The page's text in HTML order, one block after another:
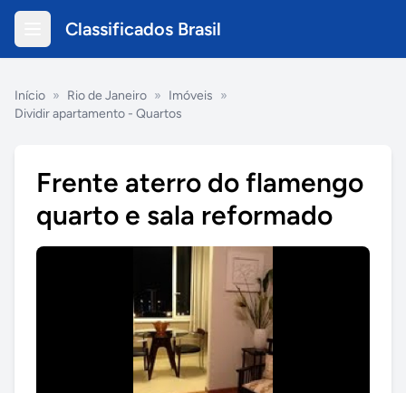
Classificados Brasil
Início » Rio de Janeiro » Imóveis »
Dividir apartamento - Quartos
Frente aterro do flamengo
quarto e sala reformado